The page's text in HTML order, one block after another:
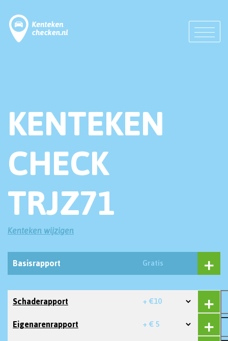
KENTEKEN
CHECK
TRJZ71
Kenteken wijzigen
Basisrapport Gratis
Schaderapport + €10
Eigenarenrapport + € 5